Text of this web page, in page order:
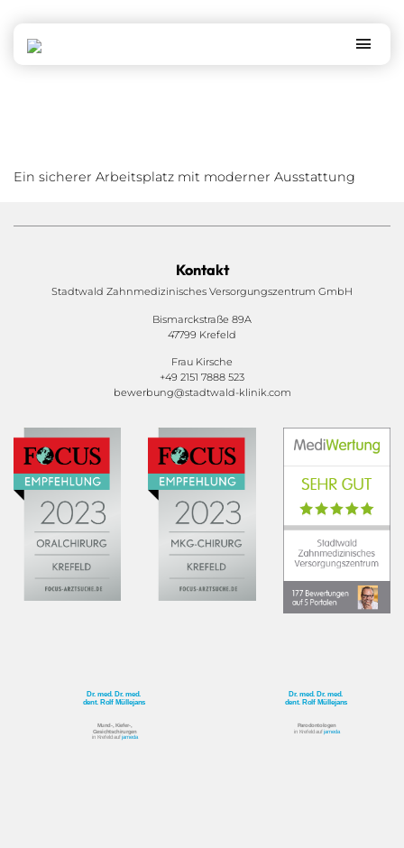
Moderne Austattung
Ein sicherer Arbeitsplatz mit moderner Ausstattung
Kontakt
Stadtwald Zahnmedizinisches Versorgungszentrum GmbH
Bismarckstraße 89A
47799 Krefeld
Frau Kirsche
+49 2151 7888 523
bewerbung@stadtwald-klinik.com
Dr. med. Dr. med.
dent. Rolf Müllejans
Mund-, Kiefer-,
Gesichtschirurgen
in Krefeld aufjameda
Dr. med. Dr. med.
dent. Rolf Müllejans
Parodontologen
in Krefeld aufjameda